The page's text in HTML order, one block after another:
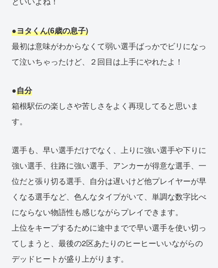
●ヨタくん(6歳の息子)
最初は意味がわからなくて弱い選手ばっかでビリになっ
て泣いちゃったけど、２回目は上手にやれたよ！
●自分
箱根駅伝の楽しさや苦しさをよく再現してると思いま
す。
選手も、早い選手だけでなく、上りに強い選手や下りに
強い選手、往路に強い選手、アンカーが得意な選手、一
位だと張り切る選手、自分は遅いけど他プレイヤーが早
くなる選手など、色んなタイプがいて、単調な数字比べ
にならない物語性も感じながらプレイできます。
上位をキープするために途中までで早い選手を使い切っ
てしまうと、最後の2区あたりのヒーヒーいいながらの
デッドヒートが盛り上がります。